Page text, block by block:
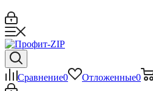
Сравнение0 Отложенные0